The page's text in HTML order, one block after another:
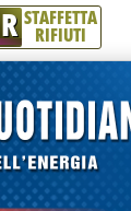
R STAFFETTA
RIFIUTI